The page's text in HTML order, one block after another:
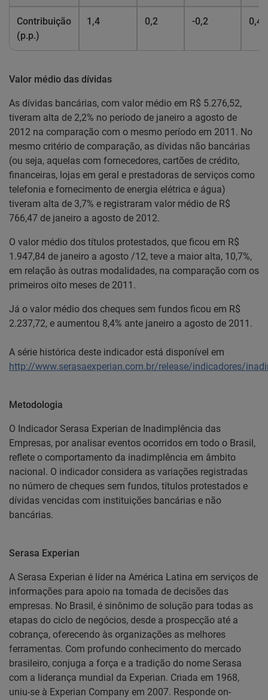
Contribuição
(p.p.)
1,4 0,2 -0,2 0,4
Valor médio das dívidas
As dívidas bancárias, com valor médio em R$ 5.276,52,
tiveram alta de 2,2% no período de janeiro a agosto de
2012 na comparação com o mesmo período em 2011. No
mesmo critério de comparação, as dívidas não bancárias
(ou seja, aquelas com fornecedores, cartões de crédito,
financeiras, lojas em geral e prestadoras de serviços como
telefonia e fornecimento de energia elétrica e água)
tiveram alta de 3,7% e registraram valor médio de R$
766,47 de janeiro a agosto de 2012.
O valor médio dos títulos protestados, que ficou em R$
1.947,84 de janeiro a agosto /12, teve a maior alta, 10,7%,
em relação às outras modalidades, na comparação com os
primeiros oito meses de 2011.
Já o valor médio dos cheques sem fundos ficou em R$
2.237,72, e aumentou 8,4% ante janeiro a agosto de 2011.
A série histórica deste indicador está disponível em
http://www.serasaexperian.com.br/release/indicadores/
Metodologia
O Indicador Serasa Experian de Inadimplência das
Empresas, por analisar eventos ocorridos em todo o Brasil,
reflete o comportamento da inadimplência em âmbito
nacional. O indicador considera as variações registradas
no número de cheques sem fundos, títulos protestados e
dívidas vencidas com instituições bancárias e não
bancárias.
Serasa Experian
A Serasa Experian é líder na América Latina em serviços de
informações para apoio na tomada de decisões das
empresas. No Brasil, é sinônimo de solução para todas as
etapas do ciclo de negócios, desde a prospecção até a
cobrança, oferecendo às organizações as melhores
ferramentas. Com profundo conhecimento do mercado
brasileiro, conjuga a força e a tradição do nome Serasa
com a liderança mundial da Experian. Criada em 1968,
uniu-se à Experian Company em 2007. Responde on-